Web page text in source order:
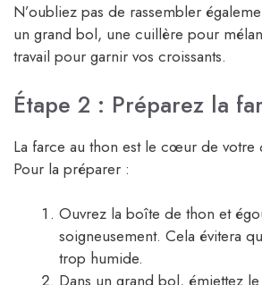
N’oubliez pas de rassembler
un grand bol, une cuillère pour
travail pour garnir vos croissants.
Étape 2 : Préparez la
La farce au thon est le cœur de votre
Pour la préparer :
Ouvrez la boîte de thon et
soigneusement. Cela évitera
trop humide.